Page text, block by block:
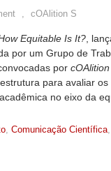
, cOAlition S
Equitable Is It? ,
por um Grupo de
por
para avaliar
no eixo da
, Comunicação Científica